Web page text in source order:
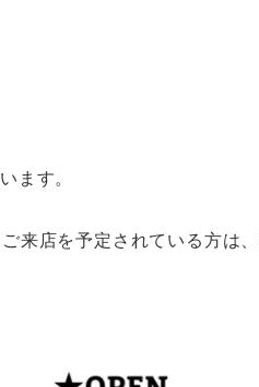
ます。
来店を予定されている方は